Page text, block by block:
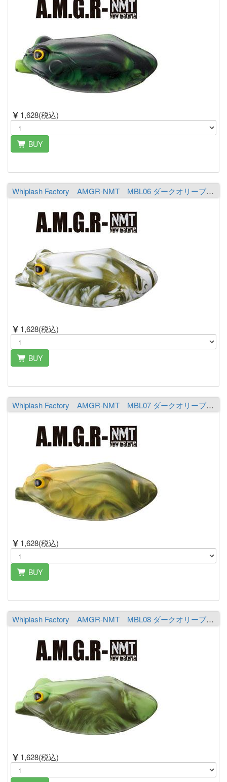
1,628(税込)
BUY
Whiplash Factory AMGR-NMT MBL06 ダークオリーブ／ホワイト
1,628(税込)
BUY
Whiplash Factory AMGR-NMT MBL07 ダークオリーブ／オレンジ
1,628(税込)
BUY
Whiplash Factory AMGR-NMT MBL08 ダークオリーブ／ライムシャルト
1,628(税込)